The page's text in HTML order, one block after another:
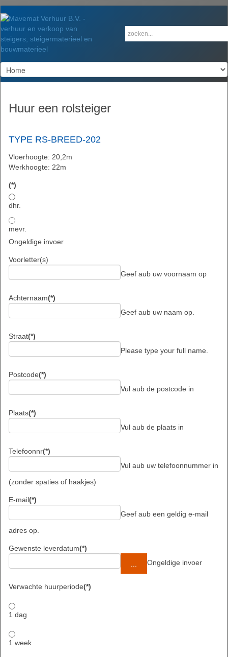
Huur een rolsteiger
TYPE RS-BREED-202
Vloerhoogte: 20,2m
Werkhoogte: 22m
(*)
dhr.
mevr.
Ongeldige invoer
Voorletter(s)
Geef aub uw voornaam op
Achternaam(*)
Geef aub uw naam op.
Straat(*)
Please type your full name.
Postcode(*)
Vul aub de postcode in
Plaats(*)
Vul aub de plaats in
Telefoonnr(*)
Vul aub uw telefoonnummer in
(zonder spaties of haakjes)
E-mail(*)
Geef aub een geldig e-mail
adres op.
Gewenste leverdatum(*)
Ongeldige invoer
Verwachte huurperiode(*)
1 dag
1 week